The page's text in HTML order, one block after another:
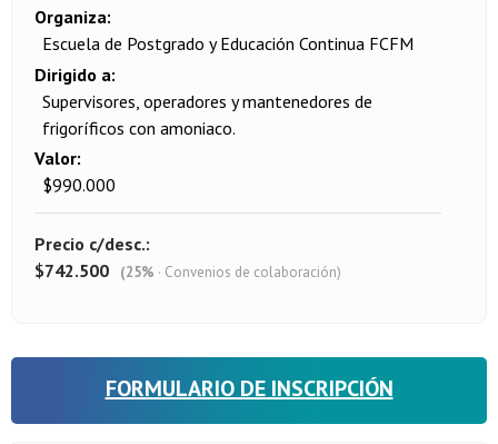
Organiza
Escuela de Postgrado y Educación Continua FCFM
Dirigido a
Supervisores, operadores y mantenedores de
frigoríficos con amoniaco.
Valor
$990.000
Precio c/desc.
$742.500
(25% · Convenios de colaboración)
FORMULARIO DE INSCRIPCIÓN